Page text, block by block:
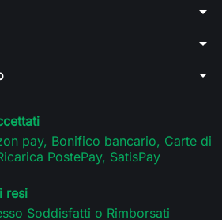
arrow_drop_down
arrow_drop_down
arrow_drop_down
pay, Bonifico bancario, Carte di
PostePay, SatisPay
resi
Soddisfatti o Rimborsati